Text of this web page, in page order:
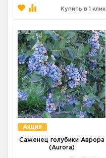
Купить в 1 клик
Акция
Саженец голубики Аврора
(Aurora)